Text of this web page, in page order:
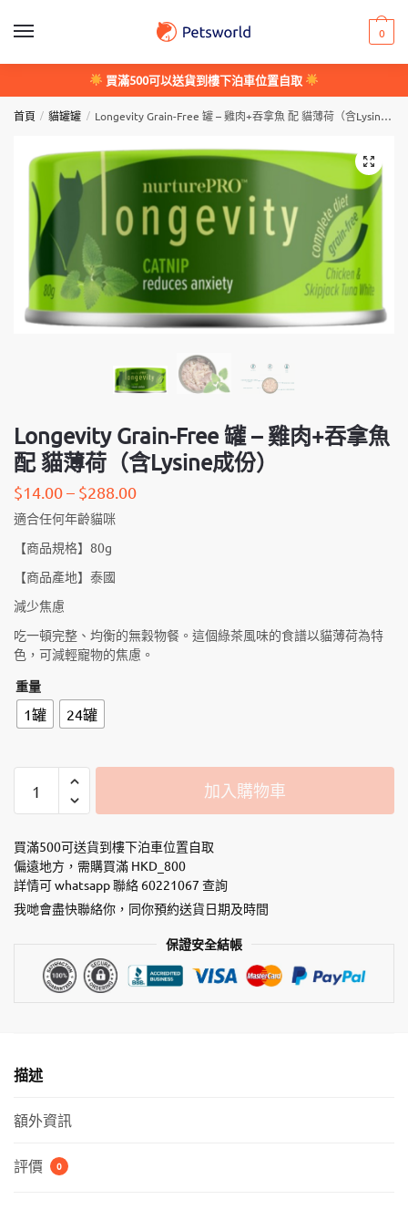
0
買滿500可以送貨到樓下泊車位置自取
首頁 / 貓罐罐 / Longevity Grain-Free 罐 – 雞肉+吞拿魚 配 貓薄荷（含Lysine成份）
Longevity Grain-Free 罐 – 雞肉+吞拿魚
配 貓薄荷（含Lysine成份）
$14.00– $288.00
適合任何年齡貓咪
【商品規格】80g
【商品產地】泰國
減少焦慮
吃一頓完整、均衡的無穀物餐。這個綠茶風味的食譜以貓薄荷為特
色，可減輕寵物的焦慮。
重量
1罐 24罐
Longevity
Grain-
罐
-
雞
肉
（含
成
數
加入購物車
買滿500可送貨到樓下泊車位置自取
偏遠地方，需購買滿 HKD_800
詳情可 whatsapp 聯絡 60221067 查詢
我哋會盡快聯絡你，同你預約送貨日期及時間
保證安全結帳
描述
額外資訊
評價 0